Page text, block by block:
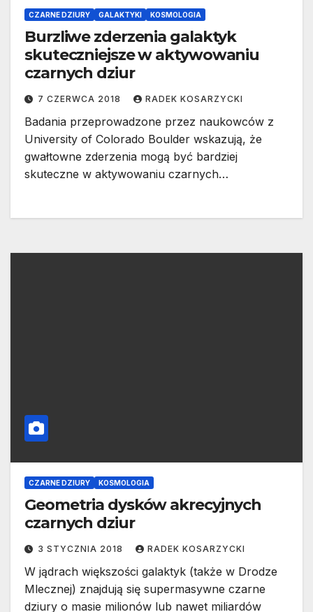
CZARNE DZIURY GALAKTYKI KOSMOLOGIA
Burzliwe zderzenia galaktyk
skuteczniejsze w aktywowaniu
czarnych dziur
7 CZERWCA 2018 RADEK KOSARZYCKI
Badania przeprowadzone przez naukowców z
University of Colorado Boulder wskazują, że ​​
gwałtowne zderzenia mogą być bardziej
skuteczne w aktywowaniu czarnych…
CZARNE DZIURY KOSMOLOGIA
Geometria dysków akrecyjnych
czarnych dziur
3 STYCZNIA 2018 RADEK KOSARZYCKI
W jądrach większości galaktyk (także w Drodze
Mlecznej) znajdują się supermasywne czarne
dziury o masie milionów lub nawet miliardów